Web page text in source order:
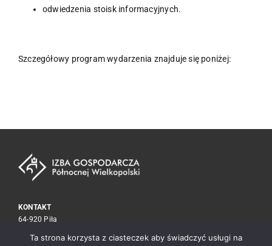
odwiedzenia stoisk informacyjnych.
Szczegółowy program wydarzenia znajduje się poniżej:
KONTAKT
64-920 Piła
tel./fax67 212 30 59
Ta strona korzysta z ciasteczek aby świadczyć usługi na